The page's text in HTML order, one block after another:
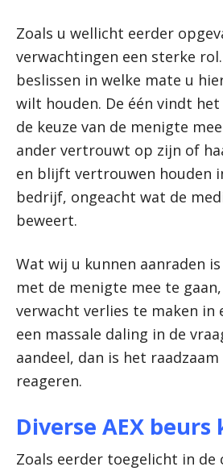
Zoals u wellicht eerder
verwachtingen een sterke
beslissen in welke mate u
wilt houden. De één vindt
de keuze van de menigte
ander vertrouwt op zijn of
en blijft vertrouwen houden
bedrijf, ongeacht wat de
beweert.
Wat wij u kunnen aanraden
met de menigte mee te
verwacht verlies te maken in
een massale daling in de
aandeel, dan is het
reageren.
Diverse AEX beurs
Zoals eerder toegelicht in de